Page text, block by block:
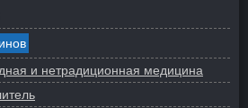
и нетрадиционная медицина